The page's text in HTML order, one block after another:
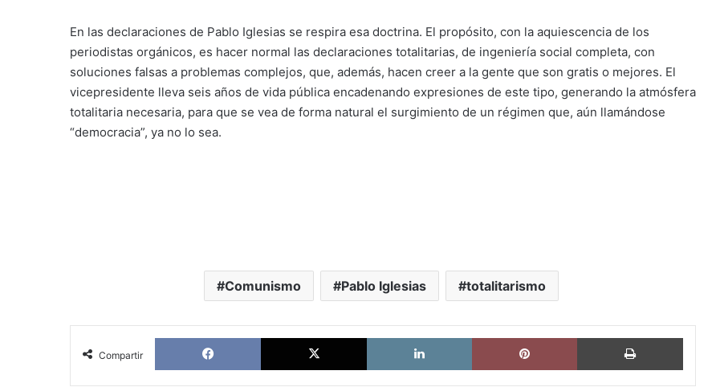
En las declaraciones de Pablo Iglesias se respira esa doctrina. El propósito, con la aquiescencia de los
periodistas orgánicos, es hacer normal las declaraciones totalitarias, de ingeniería social completa, con
soluciones falsas a problemas complejos, que, además, hacen creer a la gente que son gratis o mejores. El
vicepresidente lleva seis años de vida pública encadenando expresiones de este tipo, generando la atmósfera
totalitaria necesaria, para que se vea de forma natural el surgimiento de un régimen que, aún llamándose
“democracia”, ya no lo sea.
Comunismo Pablo Iglesias totalitarismo
Compartir
Facebook X LinkedIn Pinterest Imprimir